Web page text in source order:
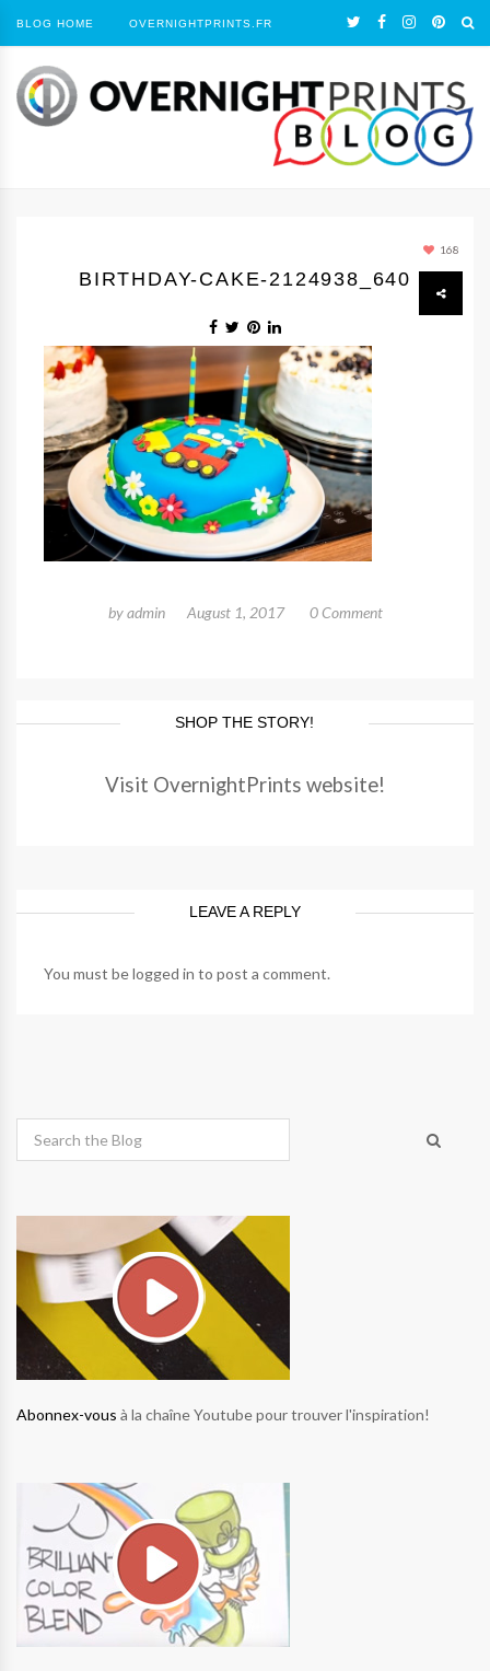
BLOG HOME OVERNIGHTPRINTS.FR
168
BIRTHDAY-CAKE-2124938_640
byadmin August 1, 2017 0 Comment
SHOP THE STORY!
Visit OvernightPrints website!
LEAVE A REPLY
You must belogged in to post a comment.
Abonnex-vous à la chaîne Youtube pour trouver l'inspiration!